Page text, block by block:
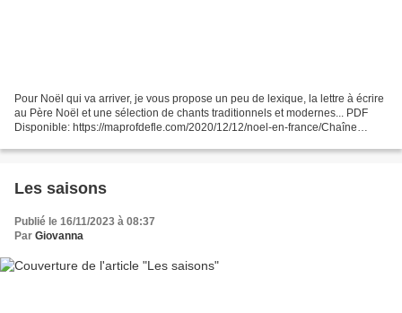
Pour Noël qui va arriver, je vous propose un peu de lexique, la lettre à écrire
au Père Noël et une sélection de chants traditionnels et modernes... PDF
Disponible: https://maprofdefle.com/2020/12/12/noel-en-france/Chaîne
Les saisons
Publié le 16/11/2023 à 08:37
Par Giovanna